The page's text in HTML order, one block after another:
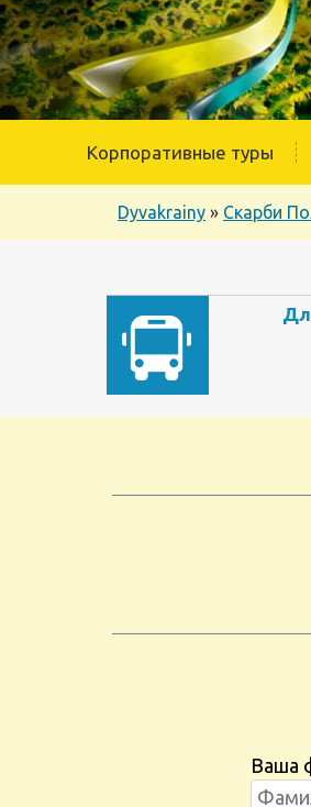
Корпоративные туры
Dyvakrainy » Скарби
Ваша